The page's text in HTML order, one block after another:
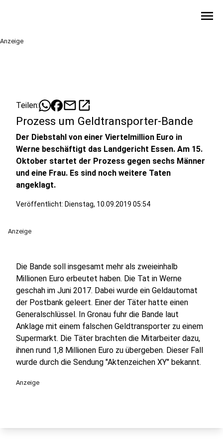
menu
Anzeige
Teilen: mailopen_in_new
Prozess um Geldtransporter-Bande
Der Diebstahl von einer Viertelmillion Euro in
Werne beschäftigt das Landgericht Essen. Am 15.
Oktober startet der Prozess gegen sechs Männer
und eine Frau. Es sind noch weitere Taten
angeklagt.
Veröffentlicht: Dienstag, 10.09.2019 05:54
Anzeige
Die Bande soll insgesamt mehr als zweieinhalb
Millionen Euro erbeutet haben. Die Tat in Werne
geschah im Juni 2017. Dabei wurde ein Geldautomat
der Postbank geleert. Einer der Täter hatte einen
Generalschlüssel. In Gronau fuhr die Bande laut
Anklage mit einem falschen Geldtransporter zu einem
Supermarkt. Die Täter brachten die Mitarbeiter dazu,
ihnen rund 1,8 Millionen Euro zu übergeben. Dieser Fall
wurde durch die Sendung "Aktenzeichen XY" bekannt.
Anzeige